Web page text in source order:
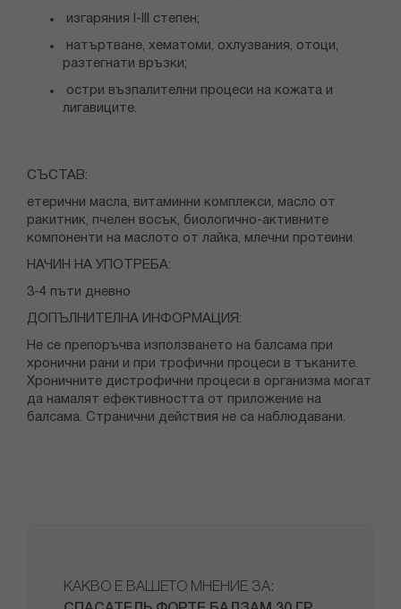
изгаряния I-III степен;
натъртване, хематоми, охлузвания, отоци,
разтегнати връзки;
остри възпалителни процеси на кожата и
лигавиците.
СЪСТАВ:
етерични масла, витаминни комплекси, масло от
ракитник, пчелен восък, биологично-активните
компоненти на маслото от лайка, млечни протеини.
НАЧИН НА УПОТРЕБА:
3-4 пъти дневно
ДОПЪЛНИТЕЛНА ИНФОРМАЦИЯ:
Не се препоръчва използването на балсама при
хронични рани и при трофични процеси в тъканите.
Хроничните дистрофични процеси в организма могат
да намалят ефективността от приложение на
балсама. Странични действия не са наблюдавани.
КАКВО Е ВАШЕТО МНЕНИЕ ЗА: